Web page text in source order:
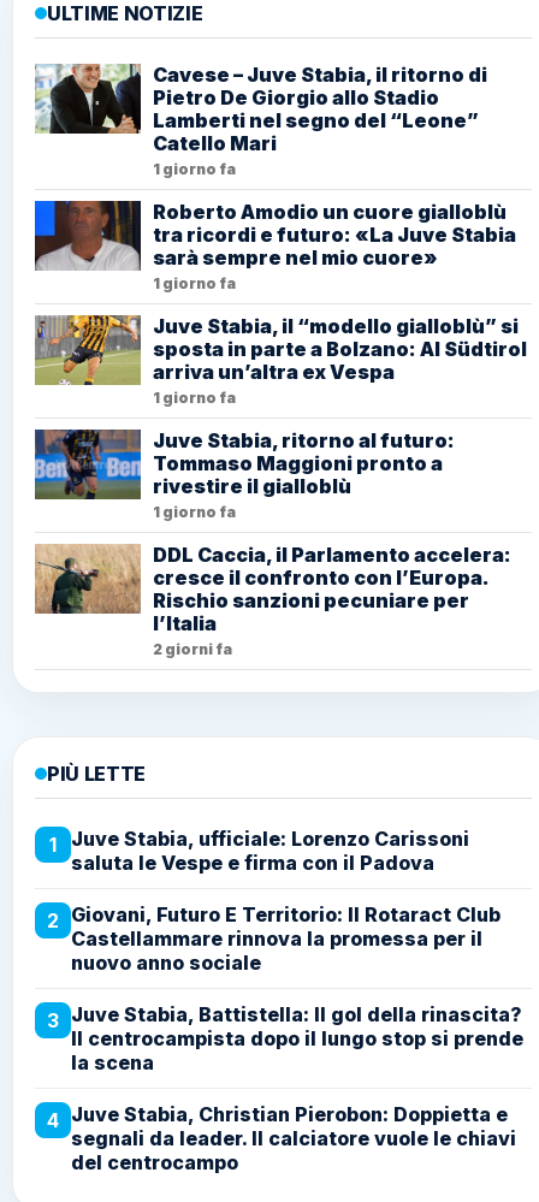
ULTIME NOTIZIE
Cavese – Juve Stabia, il ritorno di
Pietro De Giorgio allo Stadio
Lamberti nel segno del “Leone”
Catello Mari
1 giorno fa
Roberto Amodio un cuore gialloblù
tra ricordi e futuro: «La Juve Stabia
sarà sempre nel mio cuore»
1 giorno fa
Juve Stabia, il “modello gialloblù” si
sposta in parte a Bolzano: Al Südtirol
arriva un’altra ex Vespa
1 giorno fa
Juve Stabia, ritorno al futuro:
Tommaso Maggioni pronto a
rivestire il gialloblù
1 giorno fa
DDL Caccia, il Parlamento accelera:
cresce il confronto con l’Europa.
Rischio sanzioni pecuniare per
l’Italia
2 giorni fa
PIÙ LETTE
1
Juve Stabia, ufficiale: Lorenzo Carissoni
saluta le Vespe e firma con il Padova
2 Giovani, Futuro E Territorio: Il Rotaract Club
Castellammare rinnova la promessa per il
nuovo anno sociale
3 Juve Stabia, Battistella: Il gol della rinascita?
Il centrocampista dopo il lungo stop si prende
la scena
4 Juve Stabia, Christian Pierobon: Doppietta e
segnali da leader. Il calciatore vuole le chiavi
del centrocampo